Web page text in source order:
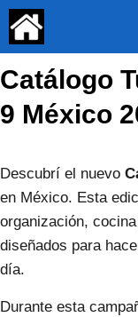
Saltar
contenido
Catálogo
9 México
Descubrí el nuevo
en México. Esta
organización,
diseñados para
día.
Durante esta